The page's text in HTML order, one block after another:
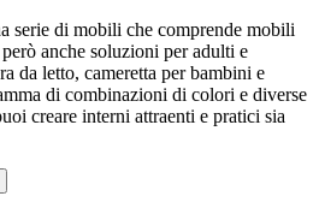
serie di mobili che comprende mobili
anche soluzioni per adulti e
da letto, cameretta per bambini e
di combinazioni di colori e diverse
creare interni attraenti e pratici sia